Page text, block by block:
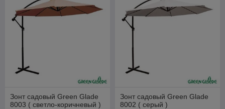
Зонт садовый Green Glade
8003 ( светло-коричневый )
Зонт садовый Green Glade
8002 ( серый )